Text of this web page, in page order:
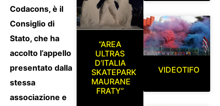
Codacons, è il
Consiglio di
Stato, che ha
accolto l’appello
presentato dalla
stessa
associazione e
“AREA
ULTRAS
D’ITALIA
SKATEPARK
MAURANE
FRATY”
VIDEOTIFO